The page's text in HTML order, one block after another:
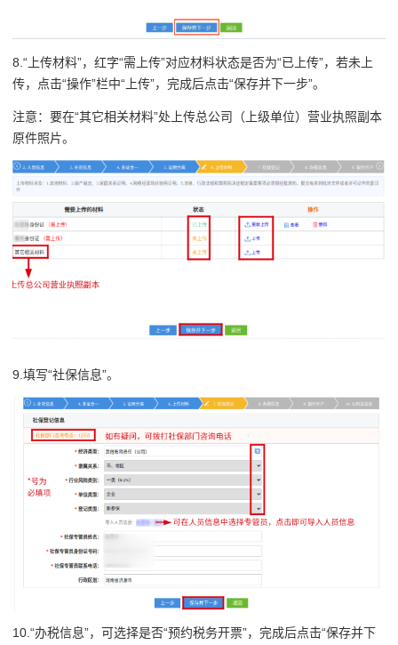
8.“上传材料”，红字“需上传”对应材料状态是否为“已上传”，若未上
传，点击“操作”栏中“上传”，完成后点击“保存并下一步”。
注意：要在“其它相关材料”处上传总公司（上级单位）营业执照副本
原件照片。
9.填写“社保信息”。
10.“办税信息”，可选择是否“预约税务开票”，完成后点击“保存并下